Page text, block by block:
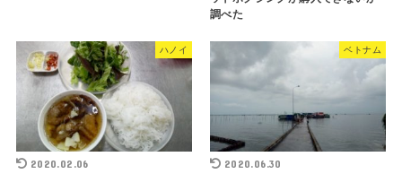
調べた
ハノイ
2020.02.06
ベトナム
2020.06.30